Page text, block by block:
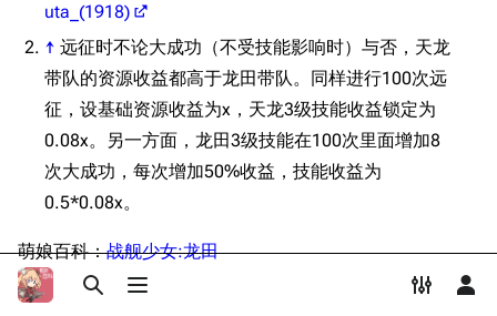
打开/关闭搜索
打开/关闭菜单
Fold3
大英帝国战争博物
馆
Naval History
德国联邦数字档案
馆
打开/关
打
未登录
未登录用户的IP地址会在进行任意编辑后公开展示。
创建账号
固定链接
页面信息
Cargo数据
引用此页
uta_(1918)
↑ 远征时不论大成功（不受技能影响时）与否，天龙
带队的资源收益都高于龙田带队。同样进行100次远
征，设基础资源收益为x，天龙3级技能收益锁定为
0.08x。另一方面，龙田3级技能在100次里面增加8
次大成功，每次增加50%收益，技能收益为
0.5*0.08x。
萌娘百科：战舰少女:龙田
远征副队长
台词解析
同厂舰娘
相关作品
相关链接